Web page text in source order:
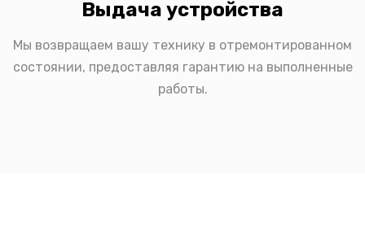
Выдача устройства
Мы возвращаем вашу технику в отремонтированном
состоянии, предоставляя гарантию на выполненные
работы.